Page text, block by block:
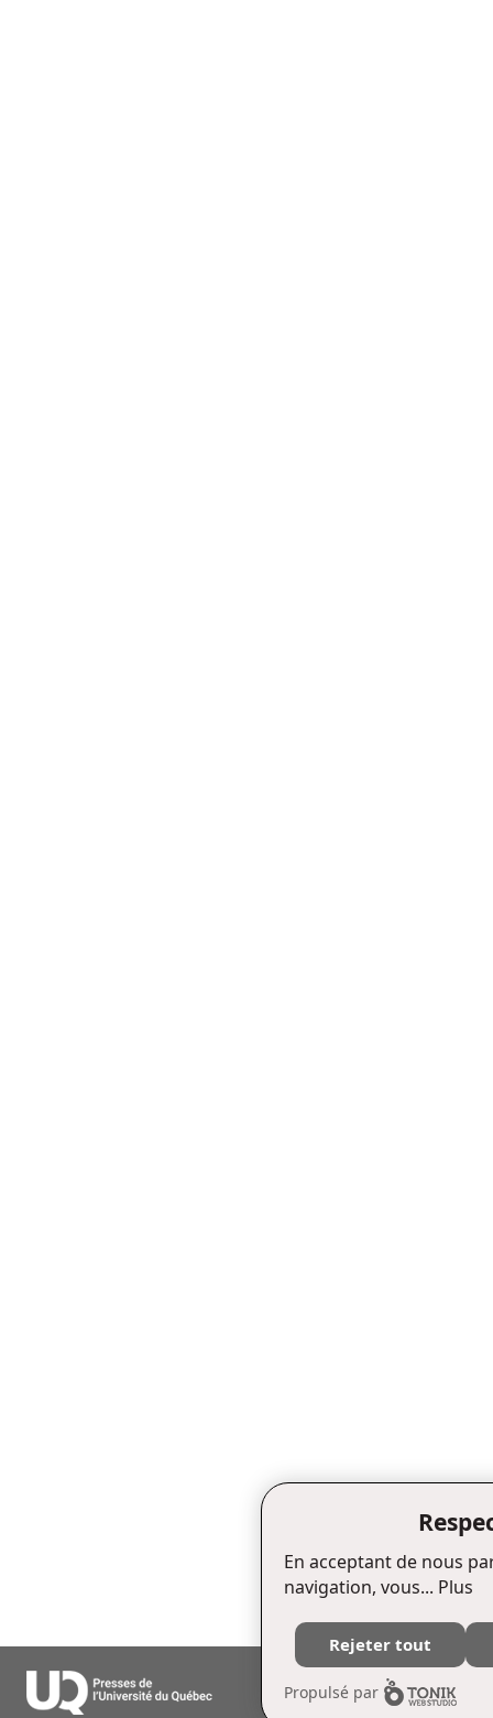
Édifice Fleurie, 480, de La Chapelle,
Tél. : (418) 657-4399 Téléc. : (418)
En acceptant de nous
navigation, vous... Plus
Rejeter tout
Propulsé par